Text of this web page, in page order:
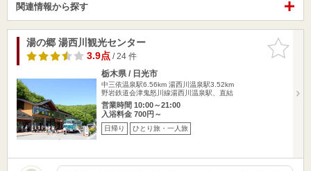
関連情報から探す
お気に入
りに追加
湯の郷 湯西川観光センター
3.9点/ 24 件
栃木県 / 日光市
中三依温泉駅6.56km 湯西川温泉駅3.52km
野岩鉄道会津鬼怒川線湯西川温泉駅、直結
営業時間 10:00～21:00
入浴料金 700円～
日帰り ひとり旅・一人旅